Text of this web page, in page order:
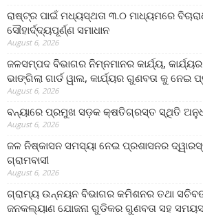
ରାଷ୍ଟ୍ର ପାଇଁ ମଧ୍ୟସ୍ଥତା ୩.୦ ମାଧ୍ୟମରେ
ସୌହାର୍ଦ୍ଦ୍ୟପୂର୍ଣ୍ଣ ସମାଧାନ
August 6, 2026
ଜଳସମ୍ପଦ ବିଭାଗର ନିମ୍ନମାନର କାର୍ଯ୍ୟ,
ଭାଙ୍ଗିଲା ଗାର୍ଡ ୱାଲ, କାର୍ଯ୍ୟର ଗୁଣବତା କୁ ନେଇ
August 6, 2026
ବନ୍ୟାରେ ପ୍ରମୁଖ ସଡ଼କ କ୍ଷତିଗ୍ରସ୍ତ ସ୍ଥିତି
August 6, 2026
ଜଳ ନିଷ୍କାସନ ସମସ୍ୟା ନେଇ ପ୍ରଶାସନର
ଗ୍ରାମବାସୀ
August 6, 2026
ଗ୍ରାମ୍ୟ ଉନ୍ନୟନ ବିଭାଗର କମିଶନର ତଥା
ଜନକଲ୍ୟାଣ ଯୋଜନା ଗୁଡିକର ଗୁଣବତା ସହ